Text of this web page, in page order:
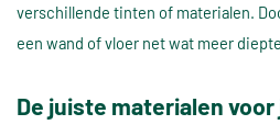
verschillende tinten of materialen.
een wand of vloer net wat meer
De juiste materialen